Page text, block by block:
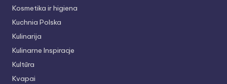
Kosmetika ir higiena
Kuchnia Polska
Kulinarija
Kulinarne Inspiracje
Kultūra
Kvapai